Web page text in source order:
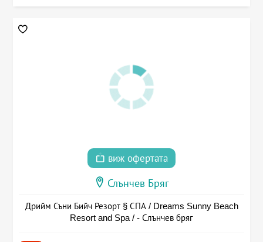
виж офертата
Слънчев Бряг
Дрийм Съни Бийч Резорт § СПА / Dreams Sunny Beach
Resort and Spa / - Слънчев бряг